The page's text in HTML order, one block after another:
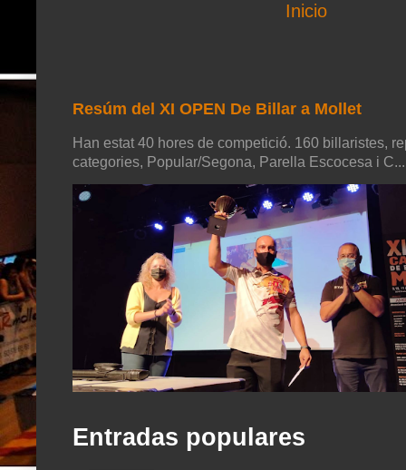
Inicio
Resúm del XI OPEN De Billar a Mollet
Han estat 40 hores de competició. 160 billaristes,
categories, Popular/Segona, Parella Escocesa i C...
Entradas populares